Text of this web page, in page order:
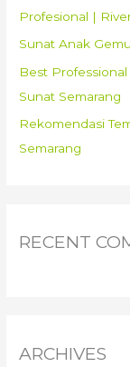
Profesional |
Sunat Anak
Best
Sunat Semarang
Rekomendasi
Semarang
RECENT
ARCHIVES